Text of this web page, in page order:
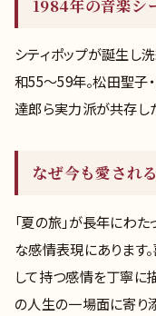
1984年の音楽シ
シティポップが誕生し
和55〜59年。松田聖子
達郎ら実力派が共存し
なぜ今も愛され
「夏の旅」が長年にわ
な感情表現にあります
して持つ感情を丁寧に
の人生の一場面に寄り